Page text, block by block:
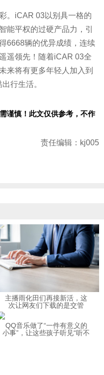
。iCAR 03以别具一格的
能平权的过硬产品力，引
6668辆的优异成绩，连续
遥领先！随着iCAR 03全
来将有更多年轻人加入到
行生活。
谨慎！此文仅供参考，不作
责任编辑：kj005
主播雨化田们再接新活，这
次让网友们下载的是交管
QQ音乐做了“一件有意义的
小事”，让这些孩子听见“听不